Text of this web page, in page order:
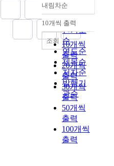
정확도
순
인기도
순
연도순
제목순
저자순
발행기
관순
내림차순
내림차순
10개씩 출력
10개씩
출력
20개씩
출력
30개씩
출력
50개씩
출력
100개씩
출력
조회